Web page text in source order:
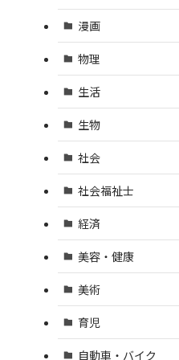
漫画
物理
生活
生物
社会
社会福祉士
経済
美容・健康
美術
育児
自動車・バイク